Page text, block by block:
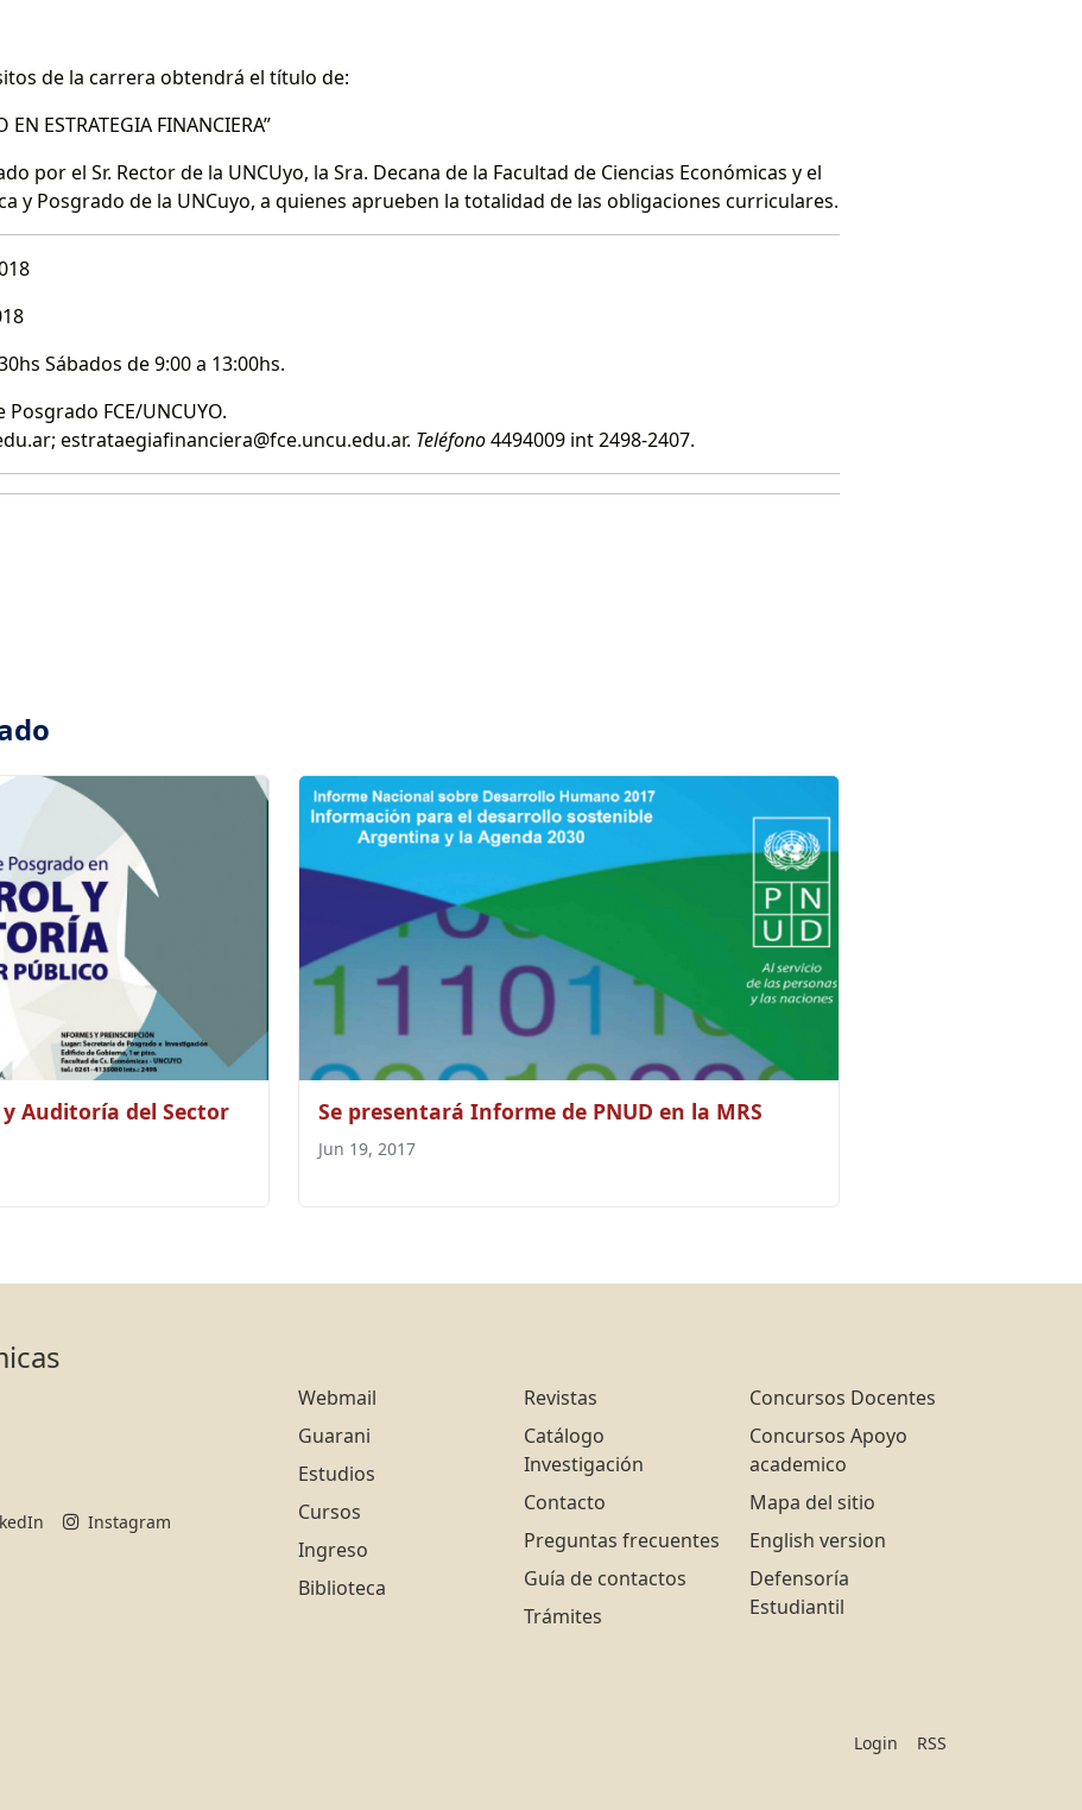
de la carrera obtendrá el título de:
ESTRATEGIA FINANCIERA”
por el Sr. Rector de la UNCUyo, la Sra. Decana de la Facultad de Ciencias Económicas y el
y Posgrado de la UNCuyo, a quienes aprueben la totalidad de las obligaciones curriculares.
Sábados de 9:00 a 13:00hs.
FCE/UNCUYO.
estrataegiafinanciera@fce.uncu.edu.ar. Teléfono4494009 int 2498-2407.
Auditoría del Sector
Se presentará Informe de PNUD en la MRS
Jun 19, 2017
Instagram
Webmail
Guarani
Estudios
Cursos
Ingreso
Biblioteca
Revistas
Catálogo
Investigación
Contacto
Preguntas frecuentes
Guía de contactos
Trámites
Concursos Docentes
Concursos Apoyo
academico
Mapa del sitio
English version
Defensoría
Estudiantil
Login
RSS